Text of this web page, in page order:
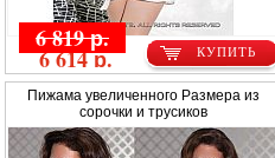
КУПИТЬ
6 819 р.
6 614 р.
Пижама увеличенного Размера из
сорочки и трусиков